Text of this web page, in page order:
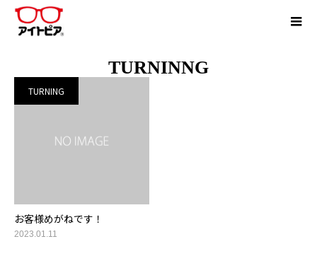
TURNINNG
TURNING
お客様めがねです！
2023.01.11